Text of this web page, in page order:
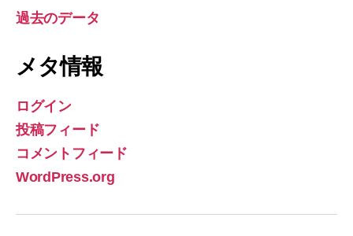
過去のデータ
メタ情報
ログイン
投稿フィード
コメントフィード
WordPress.org